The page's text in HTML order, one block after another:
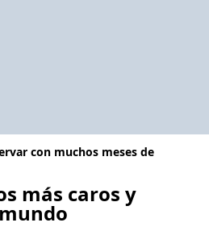
con muchos meses de
más caros y